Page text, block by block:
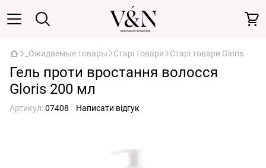
_Ожидаемые товары Старі товари Старі товари Gloris
Гель проти вростання волосся
Gloris 200 мл
Артикул:07408 Написати відгук